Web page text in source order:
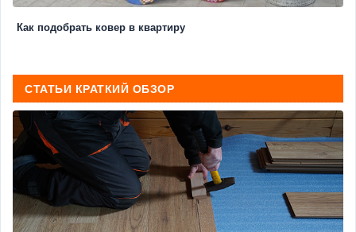
Как подобрать ковер в квартиру
СТАТЬИ КРАТКИЙ ОБЗОР